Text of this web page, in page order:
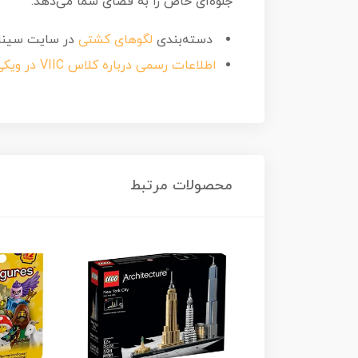
دسته‌بندی لگوهای کشتی در سایت
اطلاعات رسمی درباره کلاس VIIC در ویکی‌پدیا
محصولات مرتبط